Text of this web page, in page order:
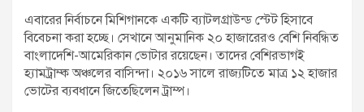
এবারের নির্বাচনে মিশিগানকে একটি ব্যাটলগ্রাউন্ড স্টেট হিসাবে
বিবেচনা করা হচ্ছে। সেখানে আনুমানিক ২০ হাজারেরও বেশি নিবন্ধিত
বাংলাদেশি-আমেরিকান ভোটার রয়েছেন। তাদের বেশিরভাগই
হ্যামট্রাম্ক অঞ্চলের বাসিন্দা। ২০১৬ সালে রাজ্যটিতে মাত্র ১২ হাজার
ভোটের ব্যবধানে জিতেছিলেন ট্রাম্প।